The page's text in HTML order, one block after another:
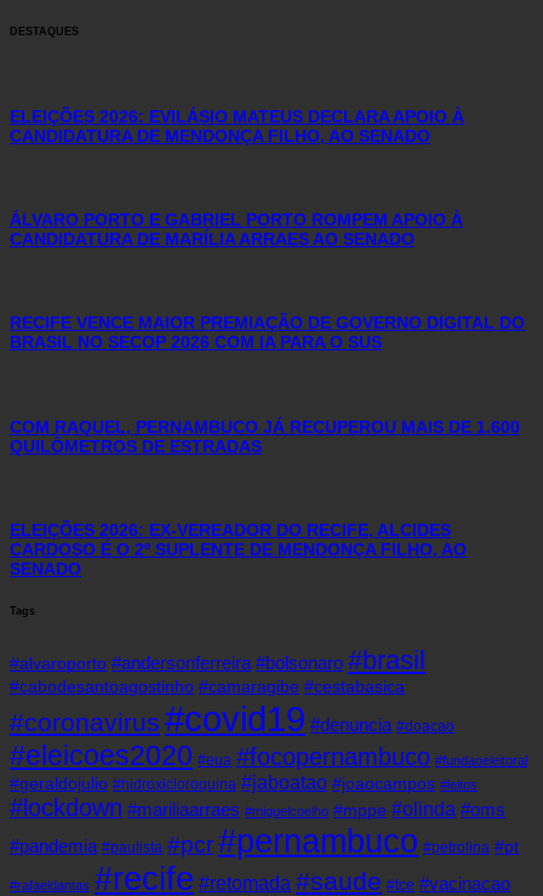
DESTAQUES
ELEIÇÕES 2026: EVILÁSIO MATEUS DECLARA APOIO À
CANDIDATURA DE MENDONÇA FILHO, AO SENADO
ÁLVARO PORTO E GABRIEL PORTO ROMPEM APOIO À
CANDIDATURA DE MARÍLIA ARRAES AO SENADO
RECIFE VENCE MAIOR PREMIAÇÃO DE GOVERNO DIGITAL DO
BRASIL NO SECOP 2026 COM IA PARA O SUS
COM RAQUEL, PERNAMBUCO JÁ RECUPEROU MAIS DE 1.600
QUILÔMETROS DE ESTRADAS
ELEIÇÕES 2026: EX-VEREADOR DO RECIFE, ALCIDES
CARDOSO É O 2º SUPLENTE DE MENDONÇA FILHO, AO
SENADO
Tags
#alvaroporto #andersonferreira #bolsonaro #brasil
#cabodesantoagostinho #camaragibe #cestabasica
#coronavirus #covid19 #denuncia #doacao
#eleicoes2020 #eua #focopernambuco #fundaoeleitoral
#geraldojulio #hidroxicloroquina #jaboatao #joaocampos #leitos
#lockdown #mariliaarraes #miguelcoelho #mppe #olinda #oms
#pandemia #paulista #pcr#pernambuco #petrolina #pt
#rafaeldantas #recife #retomada #saude #tce #vacinacao